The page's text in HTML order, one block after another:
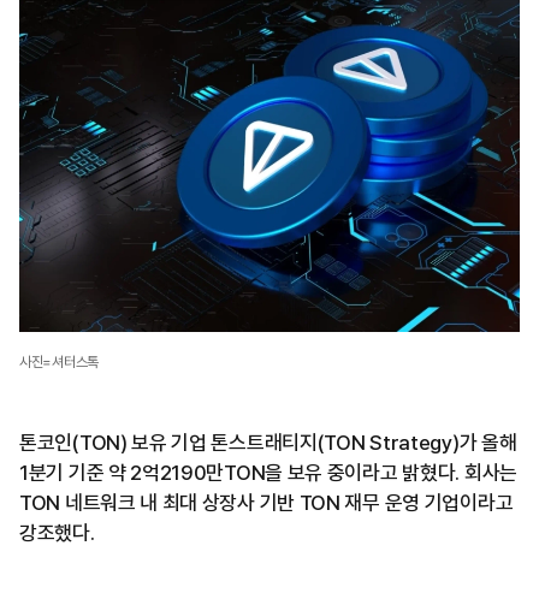
사진=셔터스톡
톤코인(TON) 보유 기업 톤스트래티지(TON Strategy)가 올해
1분기 기준 약 2억2190만TON을 보유 중이라고 밝혔다. 회사는
TON 네트워크 내 최대 상장사 기반 TON 재무 운영 기업이라고
강조했다.